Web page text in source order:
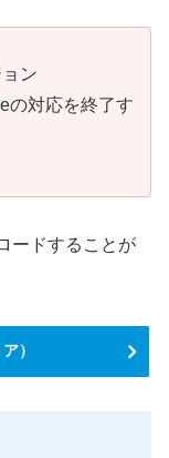
ン
の対応を終了す
ードすることが
）